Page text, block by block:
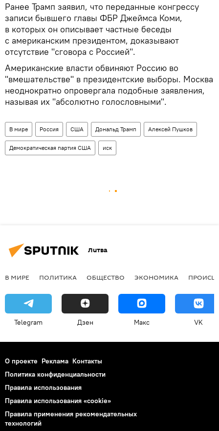
Ранее Трамп заявил, что переданные конгрессу
записи бывшего главы ФБР Джеймса Коми,
в которых он описывает частные беседы
с американским президентом, доказывают
отсутствие "сговора с Россией".
Американские власти обвиняют Россию во
"вмешательстве" в президентские выборы. Москва
неоднократно опровергала подобные заявления,
называя их "абсолютно голословными".
В мире Россия США Дональд Трамп Алексей Пушков
Демократическая партия США иск
Литва
В МИРЕ ПОЛИТИКА ОБЩЕСТВО ЭКОНОМИКА
Telegram Дзен Макс VK
О проекте Реклама Контакты
Политика конфиденциальности
Правила использования
Правила использования «cookie»
Правила применения рекомендательных
технологий